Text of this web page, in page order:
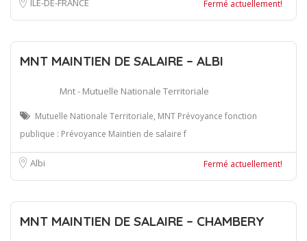
Fermé actuellement!
MNT MAINTIEN DE SALAIRE – ALBI
Mnt - Mutuelle Nationale Territoriale
Mutuelle Nationale Territoriale, MNT Prévoyance fonction
publique : Prévoyance Maintien de salaire f
Albi Fermé actuellement!
MNT MAINTIEN DE SALAIRE – CHAMBERY